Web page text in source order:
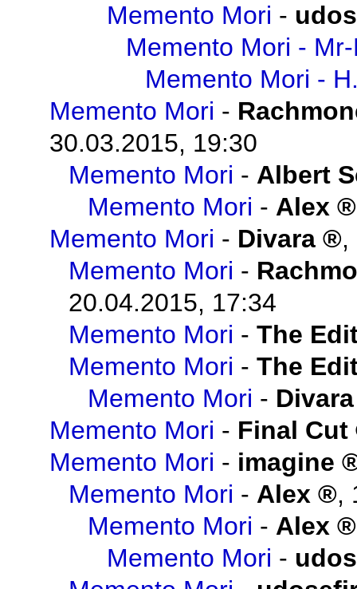
Memento Mori -
Memento Mori -
Memento Mori -
Memento Mori -
30.03.2015, 19:30
Memento Mori - Albert
Memento Mori - Alex
Memento Mori - Divara ,
Memento Mori -
20.04.2015, 17:34
Memento Mori - The
Memento Mori - The
Memento Mori - Divara
Memento Mori - Final Cut
Memento Mori - imagine
Memento Mori - Alex ,
Memento Mori - Alex
Memento Mori -